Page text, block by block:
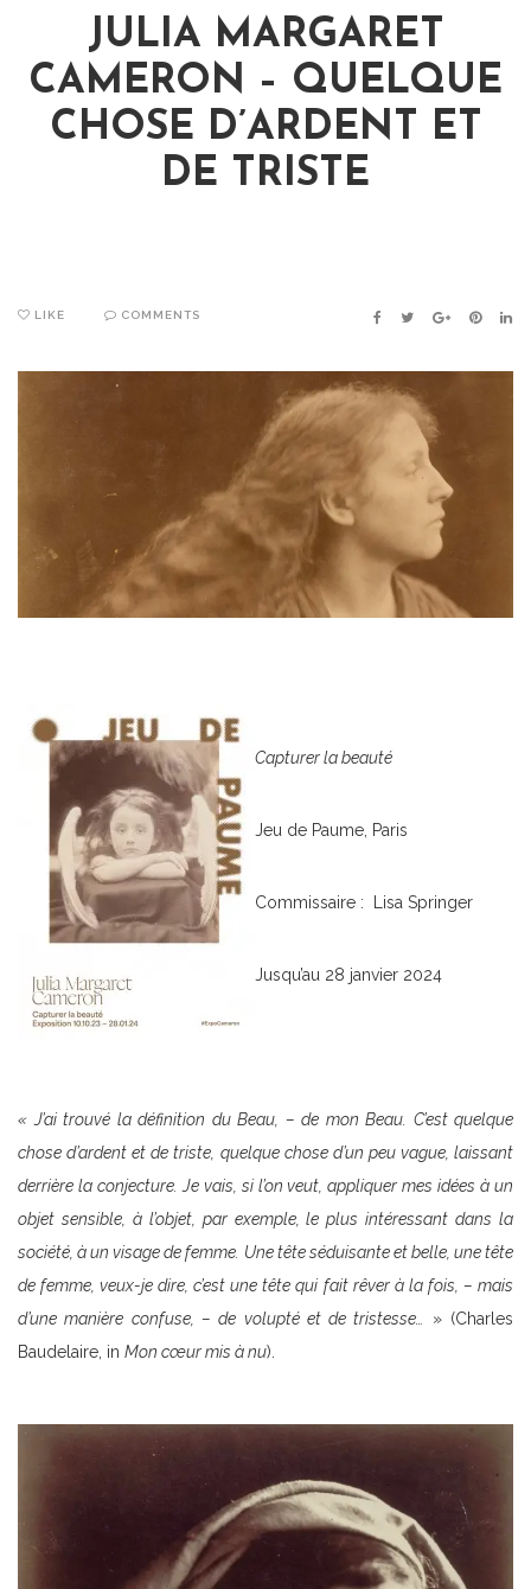
JULIA MARGARET
CAMERON – QUELQUE
CHOSE D’ARDENT ET
DE TRISTE
LIKE COMMENTS FACEBOOK
TWITTER
GOOGLE+
Capturer la beauté
Jeu de Paume, Paris
Commissaire : Lisa Springer
Jusqu’au 28 janvier 2024
« J’ai trouvé la définition du Beau, – de mon Beau. C’est quelque
chose d’ardent et de triste, quelque chose d’un peu vague, laissant
derrière la conjecture. Je vais, si l’on veut, appliquer mes idées à un
objet sensible, à l’objet, par exemple, le plus intéressant dans la
société, à un visage de femme. Une tête séduisante et belle, une tête
de femme, veux-je dire, c’est une tête qui fait rêver à la fois, – mais
d’une manière confuse, – de volupté et de tristesse… » (Charles
Baudelaire, in Mon cœur mis à nu).